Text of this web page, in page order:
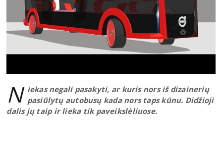
N iekas negali pasakyti, ar kuris nors iš dizainerių
pasiūlytų autobusų kada nors taps kūnu. Didžioji
dalis jų taip ir lieka tik paveikslėliuose.